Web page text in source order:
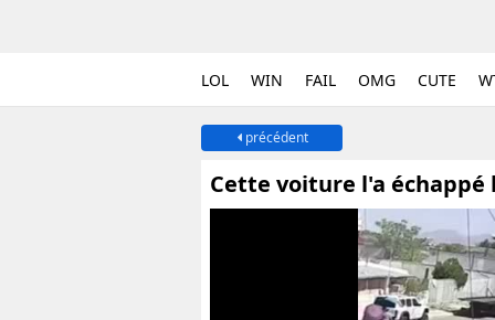
LOL WIN FAIL OMG CUTE
précédent
Cette voiture l'a échappé